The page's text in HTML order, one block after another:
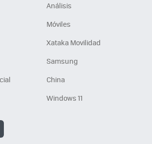
Análisis
Móviles
Xataka Movilidad
Samsung
China
Windows 11